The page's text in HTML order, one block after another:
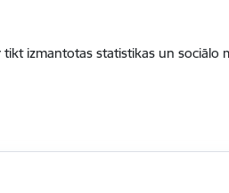
izmantotas statistikas un sociālo